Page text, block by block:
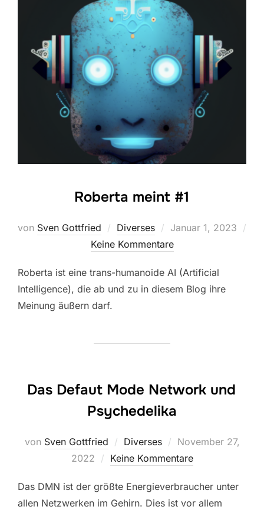
Roberta meint #1
von Sven Gottfried Diverses
Veröffentlicht
am
Januar 1, 2023
Keine Kommentare
Roberta ist eine trans-humanoide AI (Artificial
Intelligence), die ab und zu in diesem Blog ihre
Meinung äußern darf.
Das Defaut Mode Network und
Psychedelika
von Sven Gottfried Diverses
Veröffentlicht
am
November 27,
2022
Keine Kommentare
Das DMN ist der größte Energieverbraucher unter
allen Netzwerken im Gehirn. Dies ist vor allem